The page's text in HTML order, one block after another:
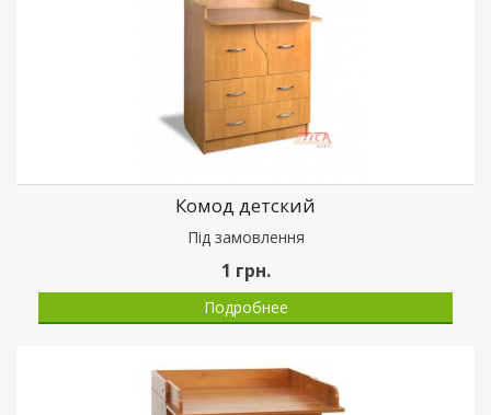
Комод детский
Пiд замовлення
1 грн.
Подробнее